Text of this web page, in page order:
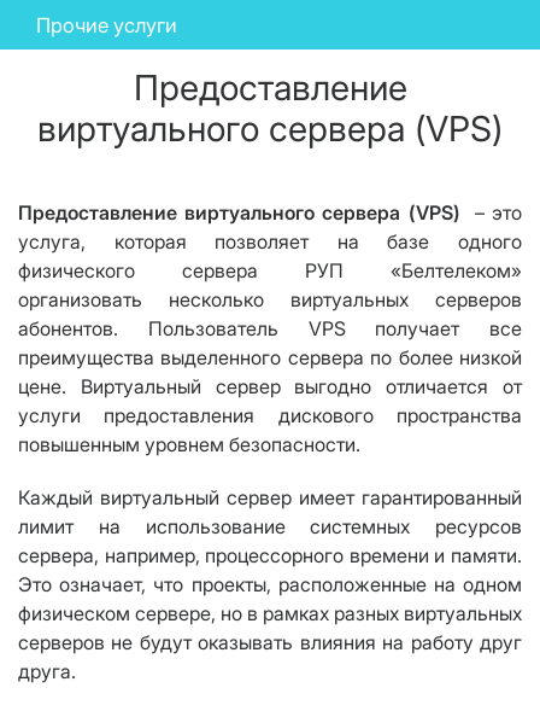
Прочие услуги
Предоставление
виртуального сервера (VPS)
Предоставление виртуального сервера (VPS)
– это
услуга, которая позволяет на базе одного
физического сервера РУП «Белтелеком»
организовать несколько виртуальных серверов
абонентов. Пользователь VPS получает все
преимущества выделенного сервера по более низкой
цене. Виртуальный сервер выгодно отличается от
услуги предоставления дискового пространства
повышенным уровнем безопасности.
Каждый виртуальный сервер имеет гарантированный
лимит на использование системных ресурсов
сервера, например, процессорного времени и памяти.
Это означает, что проекты, расположенные на одном
физическом сервере, но в рамках разных виртуальных
серверов не будут оказывать влияния на работу друг
друга.